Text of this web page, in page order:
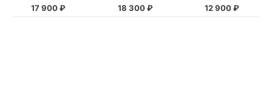
17 900 ₽ 18 300 ₽ 12 900 ₽